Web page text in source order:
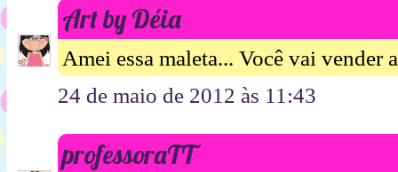
Art by Déia
Amei essa maleta... Você vai vender
24 de maio de 2012 às 11:43
professoraTT